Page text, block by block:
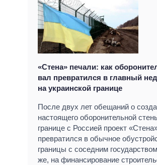
«Стена» печали: как
вал превратился в главный
на украинской границе
После двух лет обещаний о
настоящего оборонительной
границе с Россией проект
превратился в обычное
границы с соседним
же, на финансирование